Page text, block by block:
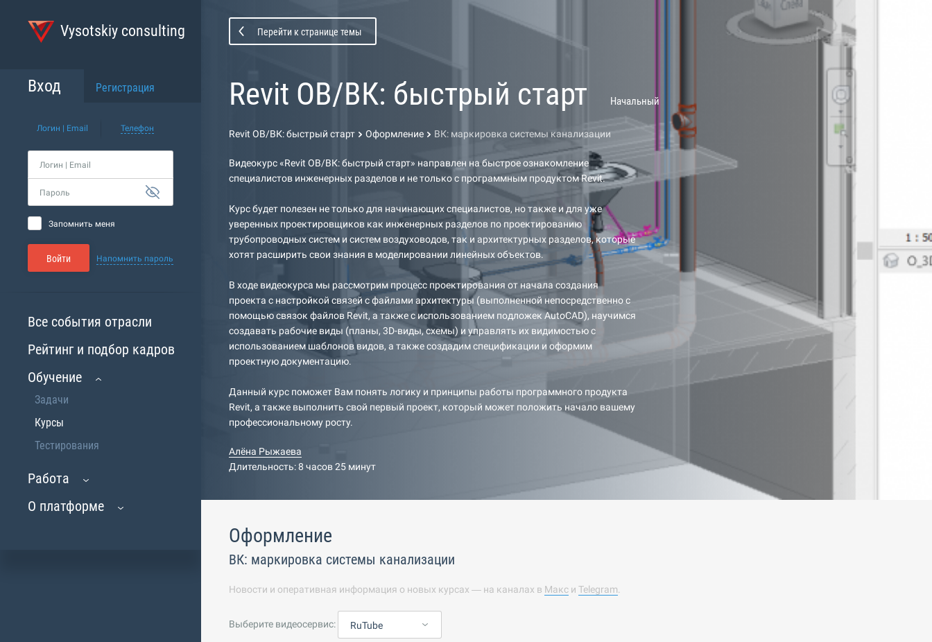
Vysotskiy consulting
Вход Регистрация
Логин | Email Телефон
Логин | Email
Пароль
Запомнить меня
Войти Напомнить пароль
Все события отрасли
Рейтинг и подбор кадров
Обучение
Задачи
Курсы
Тестирования
Работа
О платформе
Перейти к странице темы
Revit ОВ/ВК: быстрый старт Начальный
Revit ОВ/ВК: быстрый старт Оформление ВК: маркировка системы канализации
Видеокурс «Revit ОВ/ВК: быстрый старт» направлен на быстрое ознакомление
специалистов инженерных разделов и не только с программным продуктом Revit.
Курс будет полезен не только для начинающих специалистов, но также и для уже
уверенных проектировщиков как инженерных разделов по проектированию
трубопроводных систем и систем воздуховодов, так и архитектурных разделов, которые
хотят расширить свои знания в моделировании линейных объектов.
В ходе видеокурса мы рассмотрим процесс проектирования от начала создания
проекта с настройкой связей с файлами архитектуры (выполненной непосредственно с
помощью связок файлов Revit, а также с использованием подложек AutoCAD), научимся
создавать рабочие виды (планы, 3D-виды, схемы) и управлять их видимостью с
использованием шаблонов видов, а также создадим спецификации и оформим
проектную документацию.
Данный курс поможет Вам понять логику и принципы работы программного продукта
Revit, а также выполнить свой первый проект, который может положить начало вашему
профессиональному росту.
Алёна Рыжаева
Длительность: 8 часов 25 минут
Оформление
ВК: маркировка системы канализации
Новости и оперативная информация о новых курсах — на каналах в Макс и Telegram
Выберите видеосервис: RuTube